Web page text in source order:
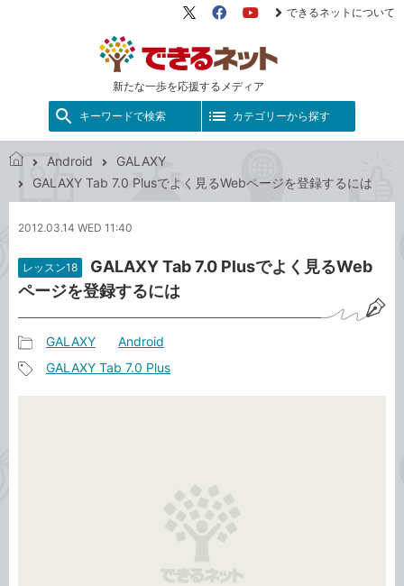
新たな一歩を応援するメディア
X（旧
FacebookYouTube
できるネットについて
キーワードで検索 カテゴリーから探す
で
ネ
ト
Android
GALAXY
GALAXY Tab 7.0 Plusでよく見るWebページを登録するには
2012.03.14 WED 11:40
レッスン18
GALAXY Tab 7.0 Plusでよく見るWeb
ページを登録するには
事
カ
GALAXY Android
GALAXY Tab 7.0 Plus